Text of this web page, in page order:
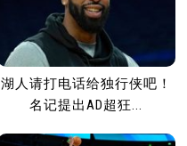
湖人请打电话给独行侠吧！
名记提出AD超狂...